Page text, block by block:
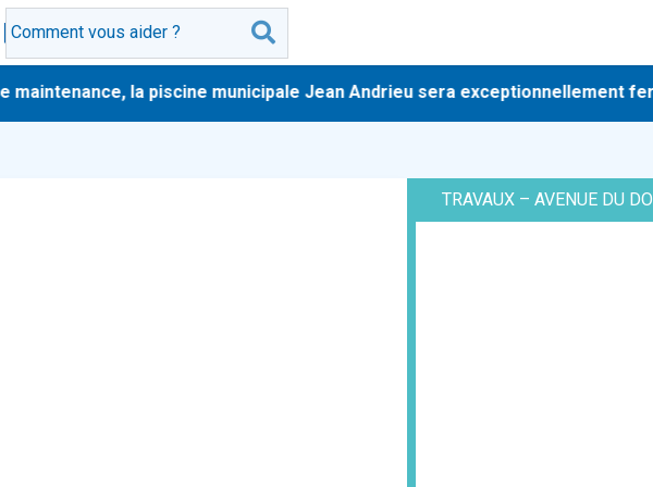
la piscine municipale Jean Andrieu sera exceptionnellement
TRAVAUX – AVENUE DU